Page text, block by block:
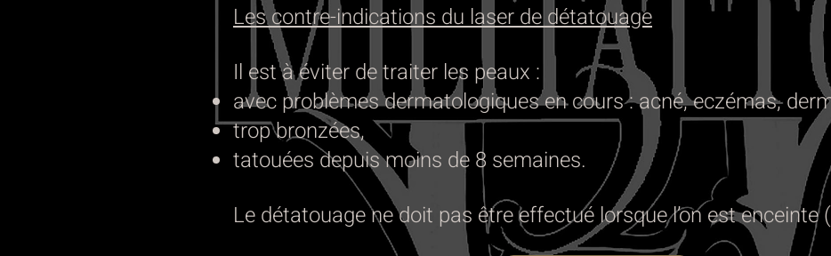
Les contre-indications du laser de détatouage
Il est à éviter de traiter les peaux :
avec problèmes dermatologiques en cours : acné, eczémas,
trop bronzées,
tatouées depuis moins de 8 semaines.
Le détatouage ne doit pas être effectué lorsque l’on est enceinte